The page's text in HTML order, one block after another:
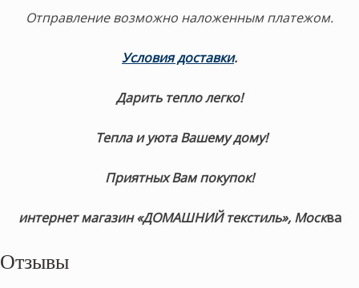
Отправление возможно наложенным платежом.
Условия доставки.
Дарить тепло легко!
Тепла и уюта Вашему дому!
Приятных Вам покупок!
интернет магазин «ДОМАШНИЙ текстиль», Москва
Отзывы